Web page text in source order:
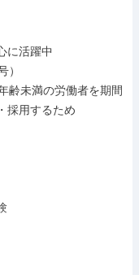
に活躍中
）
齢未満の労働者を期間
採用するため